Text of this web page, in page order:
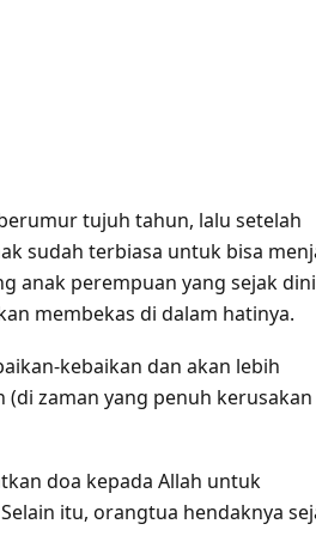
tujuh tahun, lalu setelah
sudah terbiasa untuk bisa
anak perempuan yang sejak dini
membekas di dalam hatinya.
kebaikan dan akan lebih
zaman yang penuh kerusakan
doa kepada Allah untuk
itu, orangtua hendaknya